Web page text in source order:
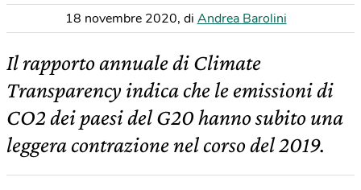
18 novembre 2020, di Andrea Barolini
Il rapporto annuale di Climate
Transparency indica che le emissioni di
CO2 dei paesi del G20 hanno subito una
leggera contrazione nel corso del 2019.